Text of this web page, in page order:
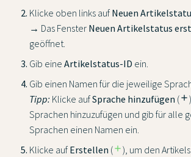
Klicke oben links auf Neuen
→ Das Fenster Neuen Artikelstatus
geöffnet.
Gib eine Artikelstatus-ID ein.
Gib einen Namen für die jeweilige
Tipp: Klicke aufSprache hinzufügen (add
Sprachen hinzuzufügen und gib für alle
Sprachen einen Namen ein.
Klicke auf Erstellen (add), um den